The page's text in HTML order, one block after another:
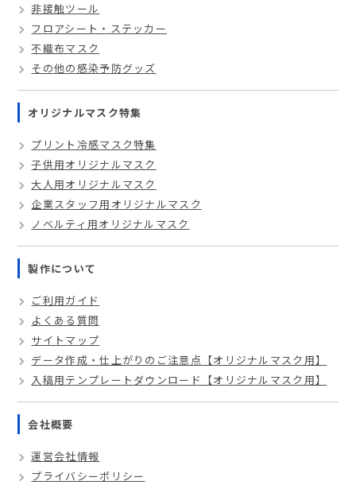
非接触ツール
フロアシート・ステッカー
不織布マスク
その他の感染予防グッズ
オリジナルマスク特集
プリント冷感マスク特集
子供用オリジナルマスク
大人用オリジナルマスク
企業スタッフ用オリジナルマスク
ノベルティ用オリジナルマスク
製作について
ご利用ガイド
よくある質問
サイトマップ
データ作成・仕上がりのご注意点【オリジナルマスク用】
入稿用テンプレートダウンロード【オリジナルマスク用】
会社概要
運営会社情報
プライバシーポリシー